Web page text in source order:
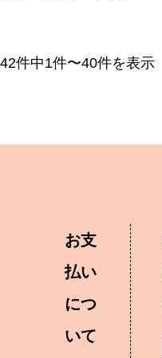
42件中1件〜40件を表示
お支
払い
につ
いて